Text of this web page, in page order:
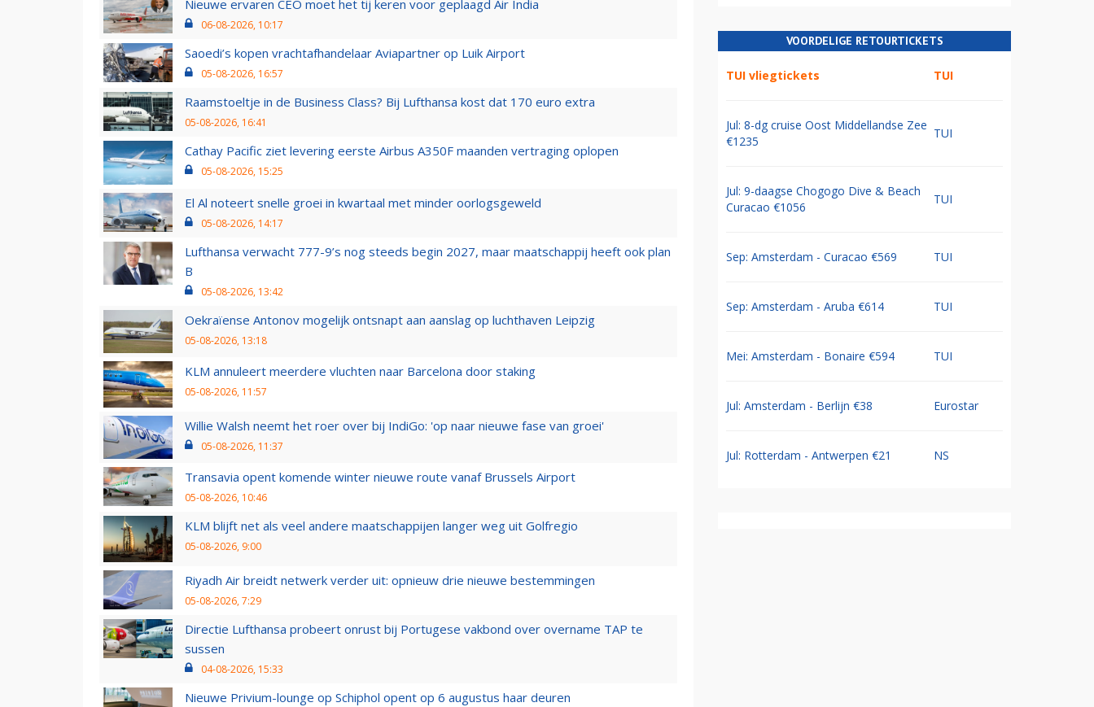
Nieuwe ervaren CEO moet het tij keren voor geplaagd Air India
06-08-2026, 10:17
Saoedi’s kopen vrachtafhandelaar Aviapartner op Luik Airport
05-08-2026, 16:57
Raamstoeltje in de Business Class? Bij Lufthansa kost dat 170 euro extra
05-08-2026, 16:41
Cathay Pacific ziet levering eerste Airbus A350F maanden vertraging oplopen
05-08-2026, 15:25
El Al noteert snelle groei in kwartaal met minder oorlogsgeweld
05-08-2026, 14:17
Lufthansa verwacht 777-9’s nog steeds begin 2027, maar maatschappij heeft ook plan
B
05-08-2026, 13:42
Oekraïense Antonov mogelijk ontsnapt aan aanslag op luchthaven Leipzig
05-08-2026, 13:18
KLM annuleert meerdere vluchten naar Barcelona door staking
05-08-2026, 11:57
Willie Walsh neemt het roer over bij IndiGo: 'op naar nieuwe fase van groei'
05-08-2026, 11:37
Transavia opent komende winter nieuwe route vanaf Brussels Airport
05-08-2026, 10:46
KLM blijft net als veel andere maatschappijen langer weg uit Golfregio
05-08-2026, 9:00
Riyadh Air breidt netwerk verder uit: opnieuw drie nieuwe bestemmingen
05-08-2026, 7:29
Directie Lufthansa probeert onrust bij Portugese vakbond over overname TAP te
sussen
04-08-2026, 15:33
Nieuwe Privium-lounge op Schiphol opent op 6 augustus haar deuren
VOORDELIGE RETOURTICKETS
TUI vliegtickets TUI
Jul: 8-dg cruise Oost Middellandse Zee
€1235
TUI
Jul: 9-daagse Chogogo Dive & Beach
Curacao €1056
TUI
Sep: Amsterdam - Curacao €569 TUI
Sep: Amsterdam - Aruba €614 TUI
Mei: Amsterdam - Bonaire €594 TUI
Jul: Amsterdam - Berlijn €38 Eurostar
Jul: Rotterdam - Antwerpen €21 NS